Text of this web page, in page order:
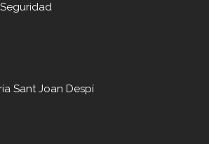
Sant Joan Despí